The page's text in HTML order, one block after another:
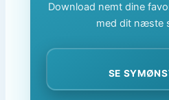
Download nemt dine
med dit næste
SE